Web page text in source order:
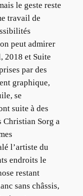
le geste reste
travail de
peut admirer
2018 et Suite
par des
graphique,
se
suite à des
Christian Sorg a
l’artiste du
endroits le
restant
sans châssis,